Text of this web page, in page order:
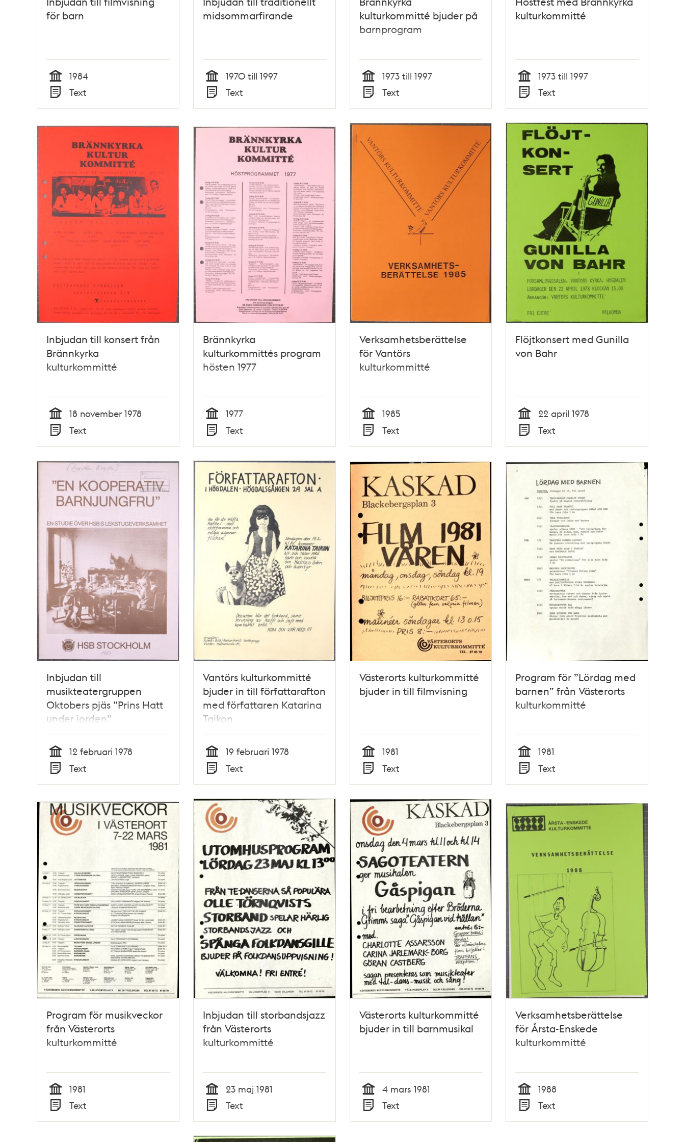
för barn
Tid
1984
Typ
Text
midsommarfirande
Tid
1970 till 1997
Typ
Text
kulturkommitté bjuder på
barnprogram
Tid
1973 till 1997
Typ
Text
kulturkommitté
Tid
1973 till 1997
Typ
Text
Inbjudan till konsert från
Brännkyrka
kulturkommitté
Tid
18 november 1978
Text
Brännkyrka
kulturkommittés program
hösten 1977
Tid
1977
Text
Verksamhetsberättelse
för Vantörs
kulturkommitté
Tid
1985
Text
Flöjtkonsert med Gunilla
von Bahr
Tid
22 april 1978
Text
Inbjudan till
musikteatergruppen
Oktobers pjäs ”Prins Hatt
under jorden”
Tid
12 februari 1978
Typ
Text
Vantörs kulturkommitté
bjuder in till författarafton
med författaren Katarina
Taikon
Tid
19 februari 1978
Typ
Text
Västerorts kulturkommitté
bjuder in till filmvisning
Tid
1981
Typ
Text
Program för ”Lördag med
barnen” från Västerorts
kulturkommitté
Tid
1981
Typ
Text
Program för musikveckor
från Västerorts
kulturkommitté
Tid
1981
Typ
Text
Inbjudan till storbandsjazz
från Västerorts
kulturkommitté
Tid
23 maj 1981
Typ
Text
Västerorts kulturkommitté
bjuder in till barnmusikal
Tid
4 mars 1981
Typ
Text
Verksamhetsberättelse
för Årsta-Enskede
kulturkommitté
Tid
1988
Typ
Text